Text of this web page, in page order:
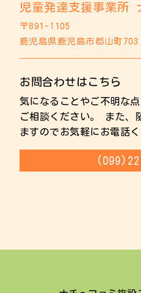
児童発達支援事業所
〒891-1105
鹿児島県鹿児島市郡山町703
お問合わせはこちら
気になることやご不明な
ご相談ください。 また、
ますのでお気軽にお電話く